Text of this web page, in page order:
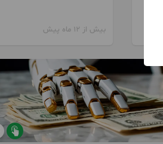
بیش از 12 ماه پیش